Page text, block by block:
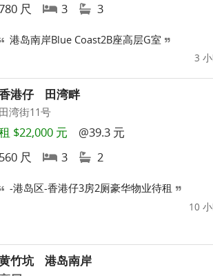
尺
3 3
港岛南岸Blue Coast2B座高层G室
3
港仔 田湾畔
湾街11号
$22,000 元
@39.3 元
尺
3 2
-港岛区-香港仔3房2厕豪华物业待租
10
竹坑
港岛南岸